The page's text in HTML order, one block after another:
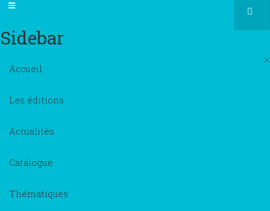
Sidebar
×
Accueil
Les éditions
Actualités
Catalogue
Thématiques